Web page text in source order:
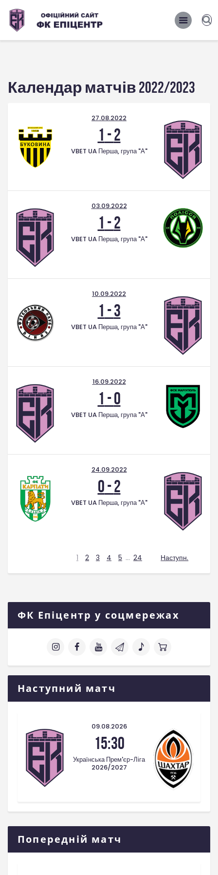
ОФІЦІЙНИЙ САЙТ ФК ЕПІЦЕНТР
ОФІЦІЙНИЙ САЙТ ФК ЕПІЦЕНТР
Новини
Матчі 2026/2027
Фото
Історія
Правила поведінки на
стадіоні
Календар матчів 2022/2023
27.08.2022
1 -2
VBET UA Перша, група "А"
03.09.2022
1 -2
VBET UA Перша, група "А"
10.09.2022
1 -3
VBET UA Перша, група "А"
16.09.2022
1 -0
VBET UA Перша, група "А"
24.09.2022
0-2
VBET UA Перша, група "А"
1 2 3 4 5 … 24 Наступн.
ФК Епіцентр у соцмережах
Наступний матч
09.08.2026
15:30
Українська Прем'єр-Ліга
2026/2027
Попередній матч